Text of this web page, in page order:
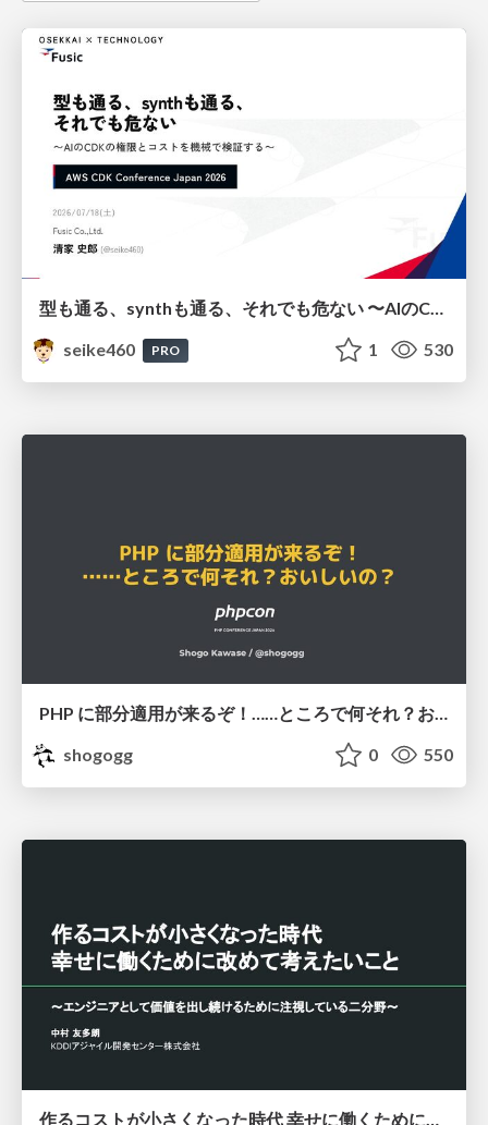
型も通る、synthも通る、それでも危ない 〜AIのCDKの権限とコストを機械で検証する〜 / It Passes Type Checks, It Passes Synth Checks, but It’s Still Risky — Automatically Verifying Permissions and Costs in AI’s CDK —
seike460
PRO 1 530
PHP に部分適用が来るぞ！……ところで何それ？おいしいの？ #phpcon / phpcon-2026
shogogg
0 550